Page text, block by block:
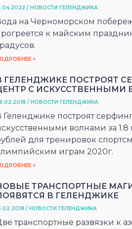
/ НОВОСТИ ГЕЛЕНДЖИКА
на Черноморском
к майским
>
ГЕЛЕНДЖИКЕ ПОСТРОЯТ
С ИСКУССТВЕННЫМИ
/ НОВОСТИ ГЕЛЕНДЖИКА
Геленджике построят
волнами за 1.8
для тренировок
играм 2020г.
>
ТРАНСПОРТНЫЕ
В ГЕЛЕНДЖИКЕ
/ НОВОСТИ ГЕЛЕНДЖИКА
транспортные развязки к